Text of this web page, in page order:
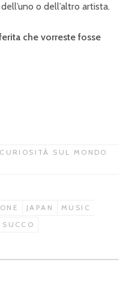
o dell’altro artista.
che vorreste fosse
SUL MONDO
JAPAN
MUSIC
SUCCO